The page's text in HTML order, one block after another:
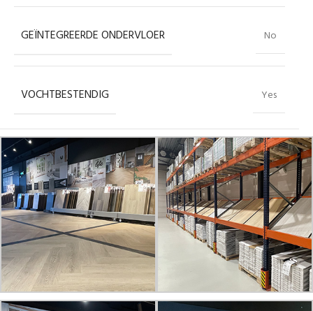
GEÏNTEGREERDE ONDERVLOER No
VOCHTBESTENDIG Yes